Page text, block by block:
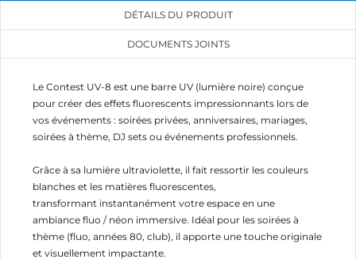
DÉTAILS DU PRODUIT
DOCUMENTS JOINTS
Le Contest UV-8 est une barre UV (lumière noire) conçue
pour créer des effets fluorescents impressionnants lors de
vos événements : soirées privées, anniversaires, mariages,
soirées à thème, DJ sets ou événements professionnels.
Grâce à sa lumière ultraviolette, il fait ressortir les couleurs
blanches et les matières fluorescentes,
transformant instantanément votre espace en une
ambiance fluo / néon immersive. Idéal pour les soirées à
thème (fluo, années 80, club), il apporte une touche originale
et visuellement impactante.
MES LISTES
add_circle_outline Créer une nouvelle liste
NOM DE LA LISTE D'ENVIES
CONNEXION
Vous devez être connecté pour ajouter des produits
à votre liste d'envies.